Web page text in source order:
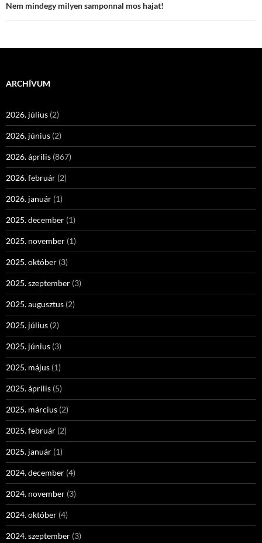
Nem mindegy milyen samponnal mos hajat!
ARCHÍVUM
2026. július (2)
2026. június (2)
2026. április (867)
2026. február (2)
2026. január (1)
2025. december (1)
2025. november (1)
2025. október (3)
2025. szeptember (3)
2025. augusztus (2)
2025. július (2)
2025. június (3)
2025. május (1)
2025. április (5)
2025. március (2)
2025. február (2)
2025. január (1)
2024. december (4)
2024. november (3)
2024. október (4)
2024. szeptember (3)